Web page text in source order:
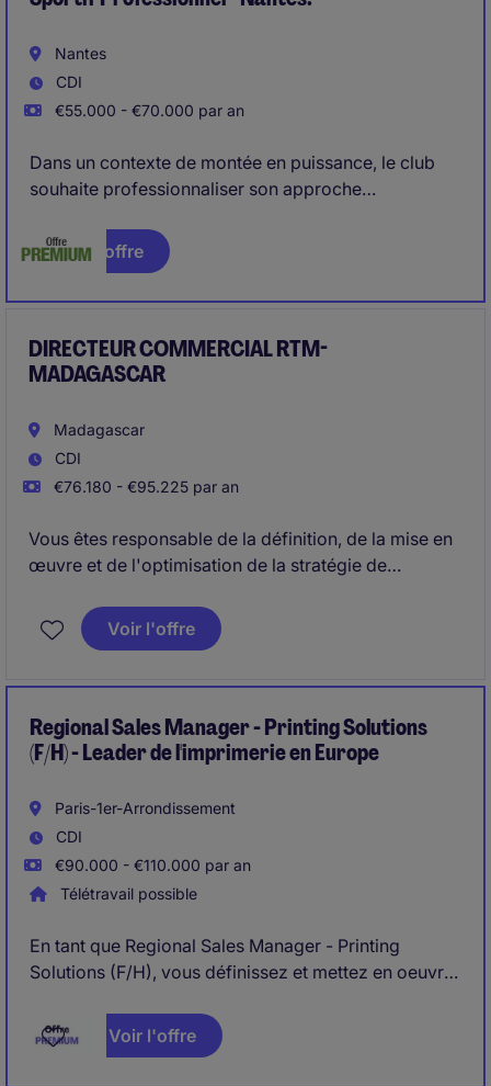
Nantes
CDI
€55.000 - €70.000 par an
Dans un contexte de montée en puissance, le club
souhaite professionnaliser son approche
accroître son rayonnement auprès des partenaires
économiques.
Voir l'offre
DIRECTEUR COMMERCIAL RTM-
MADAGASCAR
Madagascar
CDI
€76.180 - €95.225 par an
Vous êtes responsable de la définition, de la mise en
œuvre et de l'optimisation de la stratégie de
garantissez la disponibilité des produits, la qualité de
l'exécution commerciale et la performance du réseau
Route-to-Market (RTM) et à son adaptation aux
spécificités de Madagascar.
Voir l'offre
Regional Sales Manager - Printing Solutions
(F/H) - Leader de l'imprimerie en Europe
Paris-1er-Arrondissement
CDI
€90.000 - €110.000 par an
Télétravail possible
En tant que Regional Sales Manager - Printing
Solutions (F/H), vous définissez et mettez en oeuvre
objectifs discutés avec votre Direction Générale.
Vous consolidez et développez le flux d'affaires
Voir l'offre